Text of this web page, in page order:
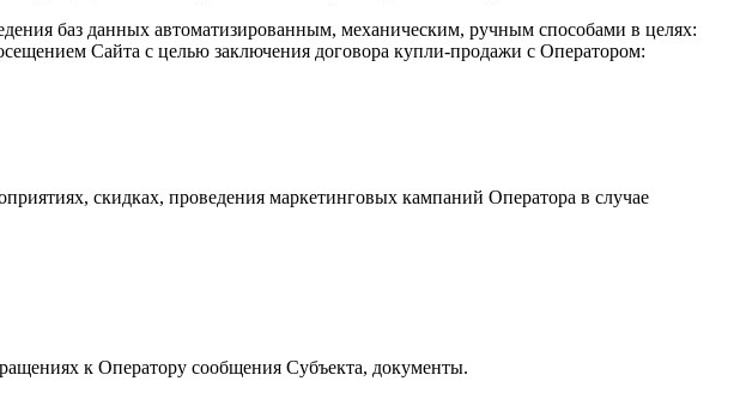
баз данных автоматизированным, механическим, ручным способами в целях:
Сайта с целью заключения договора купли-продажи с Оператором:
скидках, проведения маркетинговых кампаний Оператора в случае
к Оператору сообщения Субъекта, документы.